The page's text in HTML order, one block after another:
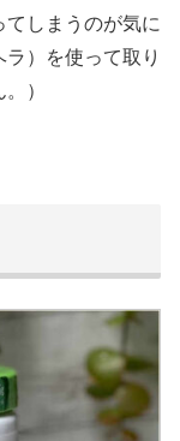
しまうのが気に
）を使って取り
）